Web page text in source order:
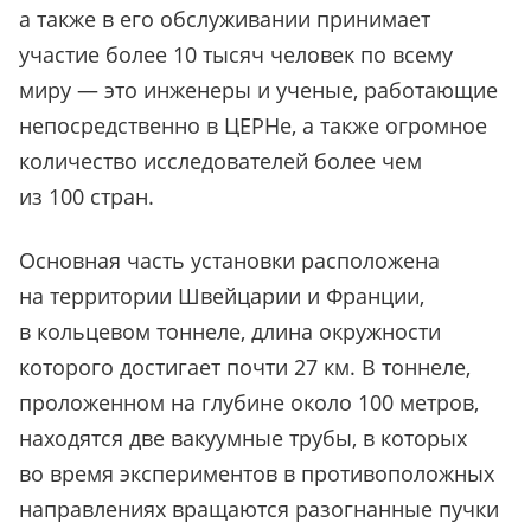
а также в его обслуживании принимает
участие более 10 тысяч человек по всему
миру — это инженеры и ученые, работающие
непосредственно в ЦЕРНе, а также огромное
количество исследователей более чем
из 100 стран.
Основная часть установки расположена
на территории Швейцарии и Франции,
в кольцевом тоннеле, длина окружности
которого достигает почти 27 км. В тоннеле,
проложенном на глубине около 100 метров,
находятся две вакуумные трубы, в которых
во время экспериментов в противоположных
направлениях вращаются разогнанные пучки